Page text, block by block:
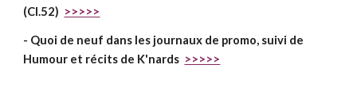
(Cl.52) >>>>>
- Quoi de neuf dans les journaux de promo, suivi de
Humour et récits de K'nards >>>>>